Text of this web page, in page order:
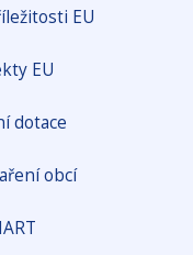
EU
EU
dotace
obcí